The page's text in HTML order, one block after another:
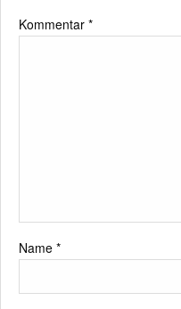
Kommentar *
Name *